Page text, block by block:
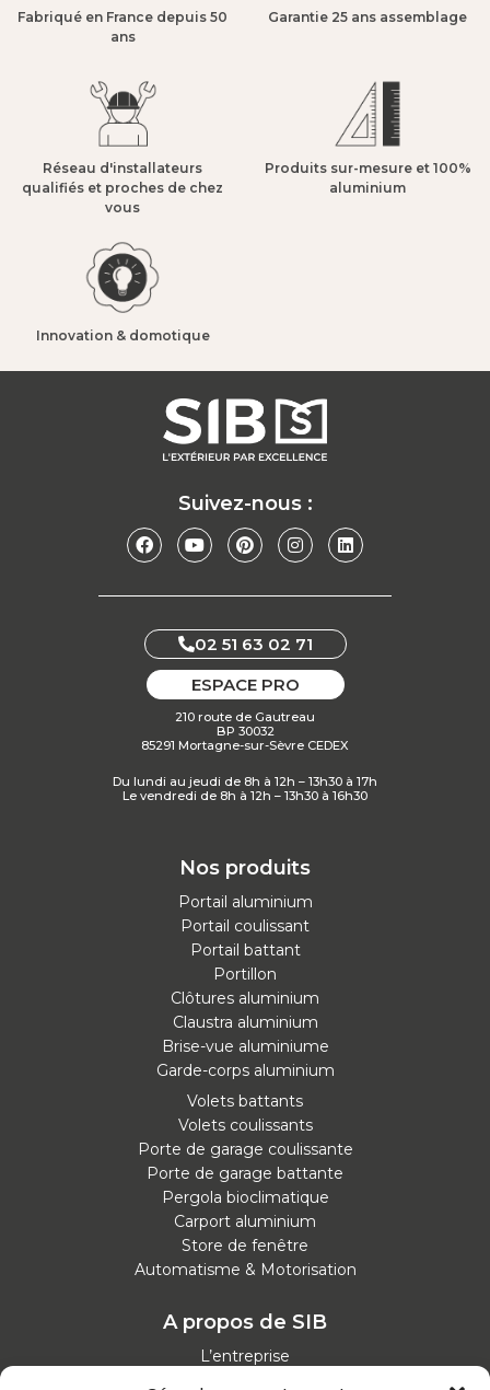
Fabriqué en France depuis 50
ans​
Garantie 25 ans assemblage​
Réseau d'installateurs
qualifiés et proches de chez
vous​
Produits sur-mesure et 100%
aluminium​
Innovation & domotique​
Suivez-nous :
02 51 63 02 71
ESPACE PRO
210 route de Gautreau
BP 30032
85291 Mortagne-sur-Sèvre CEDEX
Du lundi au jeudi de 8h à 12h – 13h30 à 17h
Le vendredi de 8h à 12h – 13h30 à 16h30
Nos produits
Portail aluminium
Portail coulissant
Portail battant
Portillon
Clôtures aluminium
Claustra aluminium
Brise-vue aluminiume
Garde-corps aluminium
Volets battants
Volets coulissants
Porte de garage coulissante
Porte de garage battante
Pergola bioclimatique
Carport aluminium
Store de fenêtre
Automatisme & Motorisation
A propos de SIB
L’entreprise